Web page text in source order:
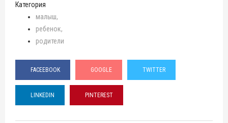
Категория
малыш
ребенок
родители
FACEEBOOK GOOGLE TWITTER
LINKEDIN PINTEREST